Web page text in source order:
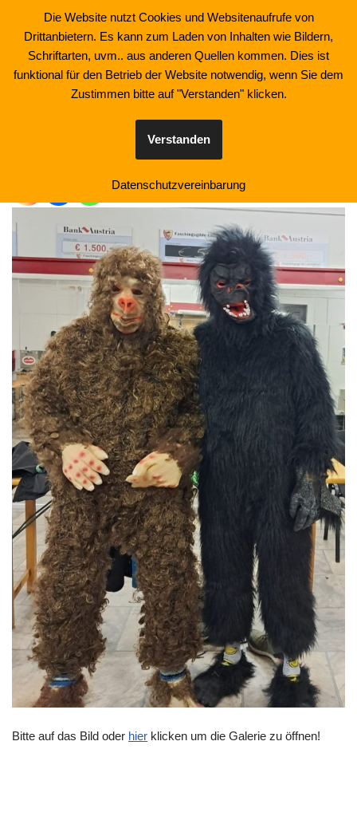
Zum
Inhalt
springen
Akteure FAGI 2025
Bitte auf das Bild oder hier klicken um die Galerie zu öffnen!
Die Website nutzt Cookies und Websitenaufrufe von
Drittanbietern. Es kann zum Laden von Inhalten wie Bildern,
Schriftarten, uvm.. aus anderen Quellen kommen. Dies ist
funktional für den Betrieb der Website notwendig, wenn Sie dem
Zustimmen bitte auf "Verstanden" klicken.
Verstanden
Datenschutzvereinbarung